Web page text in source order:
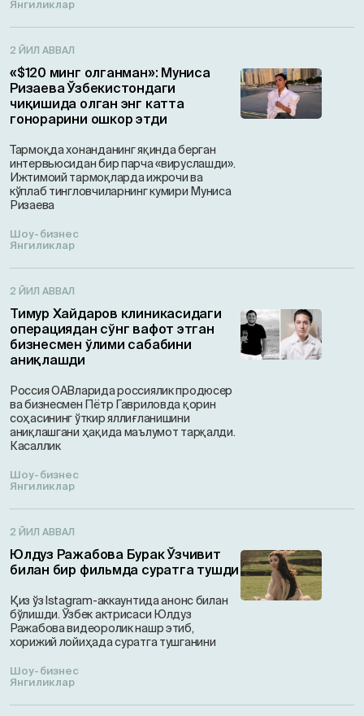
Янгиликлар
2 ЙИЛ АВВАЛ
«$120 минг олганман»: Муниса
Ризаева Ўзбекистондаги
чиқишида олган энг катта
гонорарини ошкор этди
Тармоқда хонанданинг яқинда берган
интервьюсидан бир парча «вируслашди».
Ижтимоий тармоқларда ижрочи ва
кўплаб тингловчиларнинг кумири Муниса
Ризаева
Шоу-бизнес
Янгиликлар
2 ЙИЛ АВВАЛ
Тимур Хайдаров клиникасидаги
операциядан сўнг вафот этган
бизнесмен ўлими сабабини
аниқлашди
Россия ОАВларида россиялик продюсер
ва бизнесмен Пётр Гавриловда қорин
соҳасининг ўткир яллиғланишини
аниқлашгани ҳақида маълумот тарқалди.
Касаллик
Шоу-бизнес
Янгиликлар
2 ЙИЛ АВВАЛ
Юлдуз Ражабова Бурак Ўзчивит
билан бир фильмда суратга тушди
Қиз ўз Istagram-аккаунтида анонс билан
бўлишди. Ўзбек актрисаси Юлдуз
Ражабова видеоролик нашр этиб,
хорижий лойиҳада суратга тушганини
Шоу-бизнес
Янгиликлар